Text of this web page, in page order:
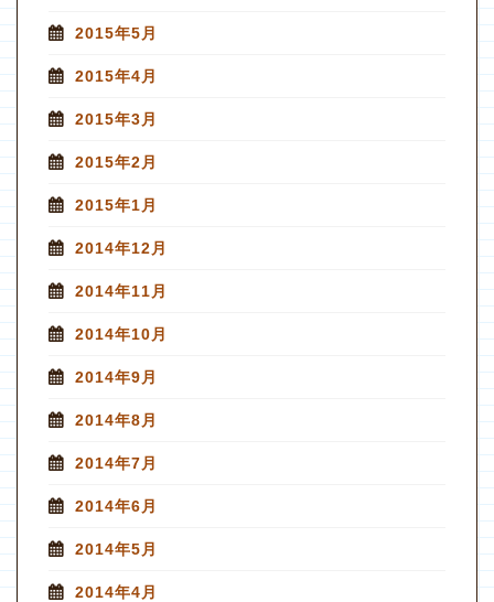
2015年5月
2015年4月
2015年3月
2015年2月
2015年1月
2014年12月
2014年11月
2014年10月
2014年9月
2014年8月
2014年7月
2014年6月
2014年5月
2014年4月